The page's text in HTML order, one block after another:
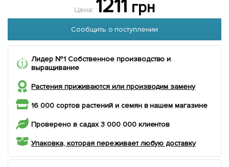
Цена: 1211 грн
Сообщить о поступлении
Лидер №1 Собственное производство и
выращивание
Растения приживаются или производим замену
16 000 сортов растений и семян в нашем магазине
Проверено в садах 3 000 000 клиентов
Упаковка, которая переживает любую доставку